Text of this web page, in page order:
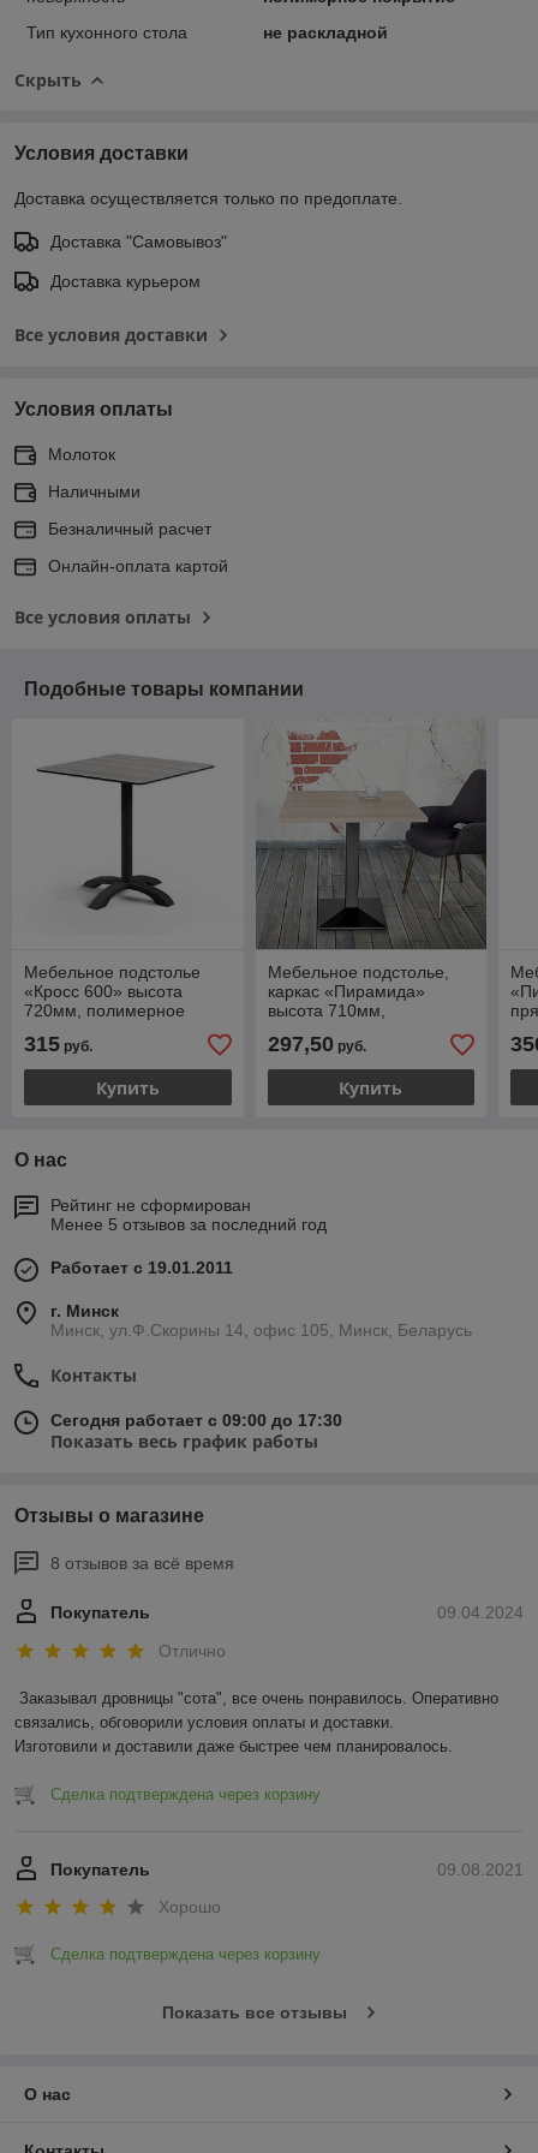
Тип кухонного стола
не раскладной
Скрыть
Условия доставки
Доставка осуществляется только по предоплате.
Доставка "Самовывоз"
Доставка курьером
Все условия доставки
Условия оплаты
Молоток
Наличными
Безналичный расчет
Онлайн-оплата картой
Все условия оплаты
Подобные товары компании
Мебельное подстолье
«Кросс 600» высота
720мм, полимерное
315 руб.
Купить
Мебельное подстолье,
каркас «Пирамида»
высота 710мм,
297,50руб.
Купить
О нас
Рейтинг не сформирован
Менее 5 отзывов за последний год
Работает с 19.01.2011
г. Минск
Минск, ул.Ф.Скорины 14, офис 105, Минск, Беларусь
Контакты
Сегодня работает с 09:00 до 17:30
Показать весь график работы
Отзывы о магазине
8 отзывов за всё время
09.04.2024
Покупатель
Отлично
Заказывал дровницы "сота", все очень понравилось. Оперативно
связались, обговорили условия оплаты и доставки.
Изготовили и доставили даже быстрее чем планировалось.
Сделка подтверждена через корзину
09.08.2021
Покупатель
Хорошо
Сделка подтверждена через корзину
Показать все отзывы
О нас